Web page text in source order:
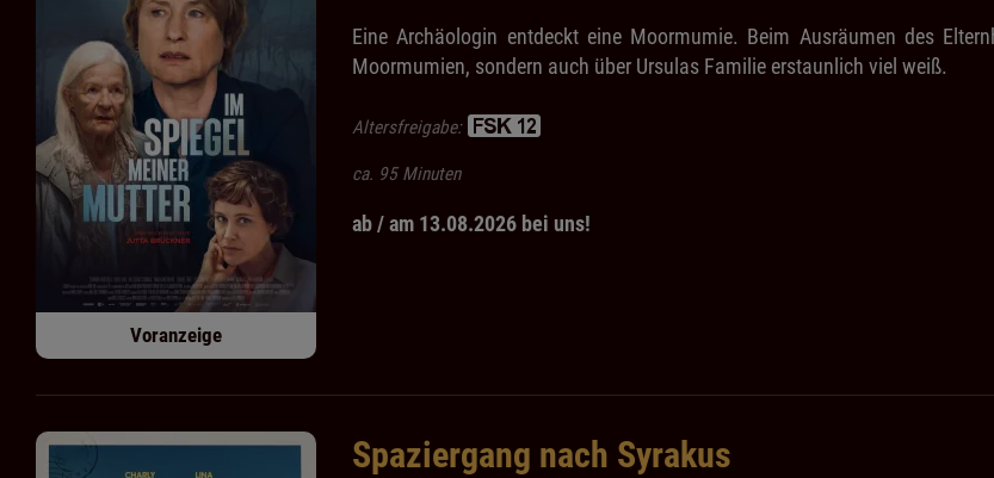
Voranzeige
Eine Archäologin entdeckt eine Moormumie. Beim Ausräumen des
Moormumien, sondern auch über Ursulas Familie erstaunlich viel weiß.
Altersfreigabe:
ca. 95 Minuten
ab / am 13.08.2026 bei uns!
Spaziergang nach Syrakus